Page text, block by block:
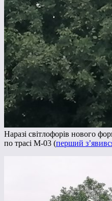
Наразі світлофорів нового
по трасі М-03 (перший